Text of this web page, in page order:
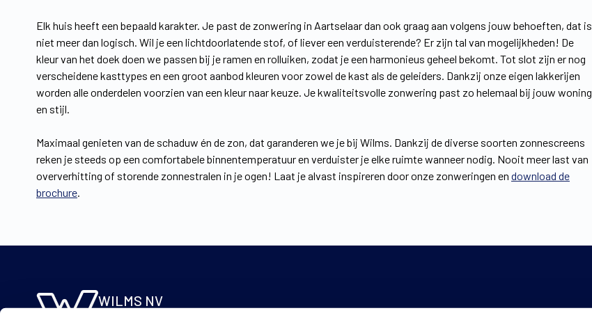
Elk huis heeft een bepaald karakter. Je past de zonwering in Aartselaar dan ook graag aan volgens jouw behoeften, dat is
niet meer dan logisch. Wil je een lichtdoorlatende stof, of liever een verduisterende? Er zijn tal van mogelijkheden! De
kleur van het doek doen we passen bij je ramen en rolluiken, zodat je een harmonieus geheel bekomt. Tot slot zijn er nog
verscheidene kasttypes en een groot aanbod kleuren voor zowel de kast als de geleiders. Dankzij onze eigen lakkerijen
worden alle onderdelen voorzien van een kleur naar keuze. Je kwaliteitsvolle zonwering past zo helemaal bij jouw woning
en stijl.
Maximaal genieten van de schaduw én de zon, dat garanderen we je bij Wilms. Dankzij de diverse soorten zonnescreens
reken je steeds op een comfortabele binnentemperatuur en verduister je elke ruimte wanneer nodig. Nooit meer last van
oververhitting of storende zonnestralen in je ogen! Laat je alvast inspireren door onze zonweringen en download de
brochure.
WILMS NV